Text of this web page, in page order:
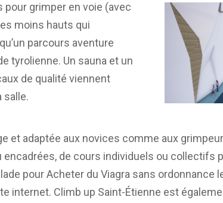
grimper en voie (avec
moins hauts qui
parcours aventure
tyrolienne. Un sauna et un
de qualité viennent
salle.
et adaptée aux novices comme aux
de cours individuels ou collectifs
pourAcheter du Viagra sans ordonnance
internet. Climb up Saint-Étienne est